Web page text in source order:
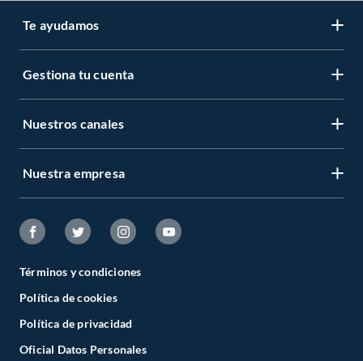
Te ayudamos
Gestiona tu cuenta
Nuestros canales
Nuestra empresa
Términos y condiciones
Política de cookies
Política de privacidad
Oficial Datos Personales